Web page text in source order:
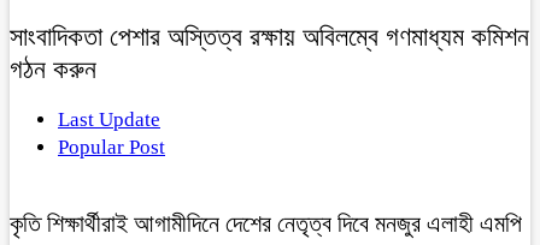
সাংবাদিকতা পেশার অস্তিত্ব রক্ষায় অবিলম্বে গণমাধ্যম কমিশন
গঠন করুন
Last Update
Popular Post
কৃতি শিক্ষার্থীরাই আগামীদিনে দেশের নেতৃত্ব দিবে মনজুর এলাহী এমপি